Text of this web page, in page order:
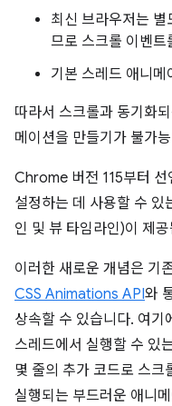
최신 브라우저는
므로 스크롤 이벤트
기본 스레드 애니메
따라서 스크롤과 동기화
메이션을 만들기가 불가
Chrome 버전 115부터 선
설정하는 데 사용할 수
인 및 뷰 타임라인)이 제
이러한 새로운 개념은 기
CSS Animations API와
상속할 수 있습니다. 여기
스레드에서 실행할 수 있
몇 줄의 추가 코드로 스크
실행되는 부드러운 애니